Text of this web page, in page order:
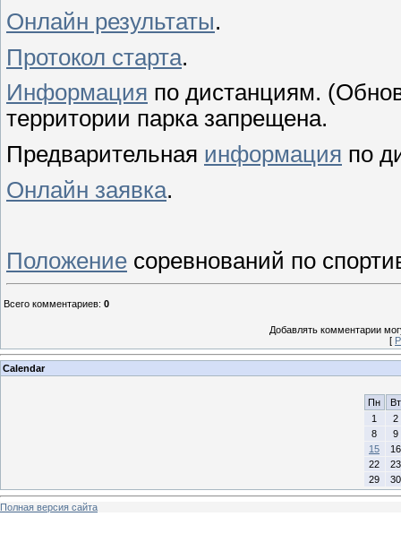
Онлайн результаты.
Протокол старта.
Информация по дистанциям.
территории парка запрещена.
Предварительная информация по
Онлайн заявка.
Положение соревнований по
Всего комментариев: 0
Добавлять комментарии
[
Calendar
Пн
Вт
1
2
8
9
15
16
22
23
29
30
Полная версия сайта